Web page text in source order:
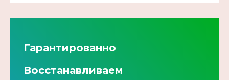
Гарантированно
Восстанавливаем